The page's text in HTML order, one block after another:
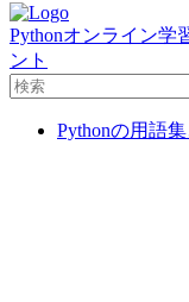
Pythonオンライン学
ント
Pythonの用語